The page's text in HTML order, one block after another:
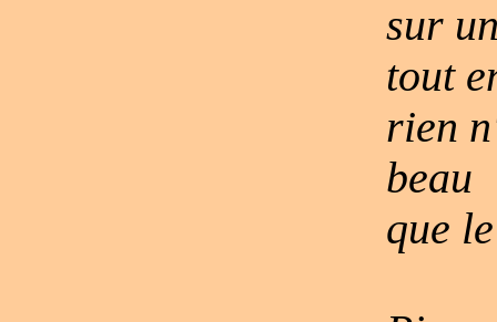
sur
tout
rien
beau
que